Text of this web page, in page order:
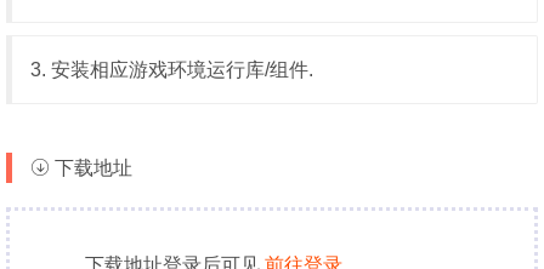
3. 安装相应游戏环境运行库/组件.
下载地址
下载地址登录后可见, 前往登录